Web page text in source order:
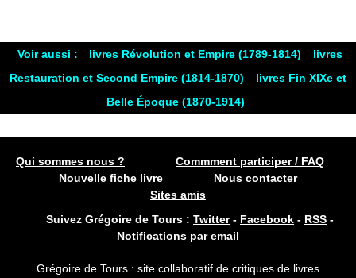
Voir aussi : livres Révolution et Empire (1789-1814)
livres
Restauration et Second Empire (1814-1870)
livres Fin XIXe et
Belle Époque (1870-1914)
Qui sommes nous ?
Commment participer / FAQ
Nouvelle fiche livre
Nous contacter
Sites amis
Suivez Grégoire de Tours : Twitter- Facebook - RSS -
Notifications par email
Grégoire de Tours : site collaboratif de critiques de livres